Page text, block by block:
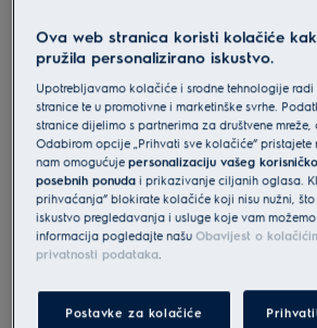
EB61C1OG
Electrolux 600 usisavač
Ocean Green
4.7 (321)
Sigurnosne upute i sigurnosna
regulativi 2023/988 navedeni su u
sigurno korištenje proizvoda pročitajte
priručnik.
Ova web stranica koristi kolačiće
pružila personalizirano iskustvo.
Upotrebljavamo kolačiće i srodne tehnologije radi
stranice te u promotivne i marketinške svrhe.
stranice dijelimo s partnerima za društvene
Odabirom opcije „Prihvati sve kolačiće” pristajete
nam omogućujepersonalizaciju vašeg
posebnih ponuda i prikazivanje ciljanih oglasa.
prihvaćanja” blokirate kolačiće koji nisu nužni,
iskustvo pregledavanja i usluge koje vam
informacija pogledajte našuObavijest o
privatnosti podataka.
Postavke za kolačiće